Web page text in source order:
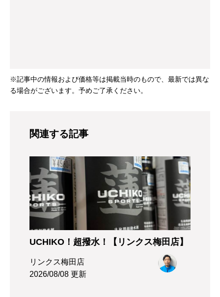
※記事中の情報および価格等は掲載当時のもので、最新では異な
る場合がございます。予めご了承ください。
関連する記事
UCHIKO！超撥水！【リンクス梅田店】
リンクス梅田店
2026/08/08 更新